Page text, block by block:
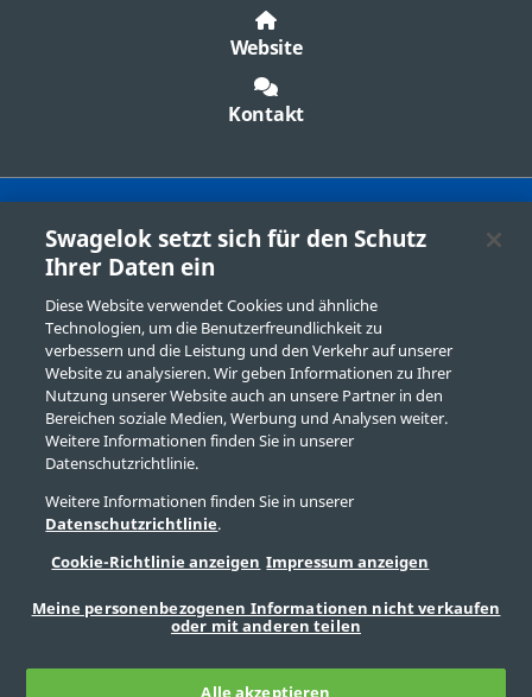
Website
Kontakt
Swagelok Leipzig|Berlin Vertriebs- und
Servicezentrum
Kontakt
Produktauswahl
Impressum
Swagelok setzt sich für den Schutz
Ihrer Daten ein
Diese Website verwendet Cookies und ähnliche
Technologien, um die Benutzerfreundlichkeit zu
verbessern und die Leistung und den Verkehr auf unserer
Website zu analysieren. Wir geben Informationen zu Ihrer
Nutzung unserer Website auch an unsere Partner in den
Bereichen soziale Medien, Werbung und Analysen weiter.
Weitere Informationen finden Sie in unserer
Datenschutzrichtlinie.
Weitere Informationen finden Sie in unserer
Datenschutzrichtlinie.
Cookie-Richtlinie anzeigen Impressum anzeigen
Meine personenbezogenen Informationen nicht verkaufen
oder mit anderen teilen